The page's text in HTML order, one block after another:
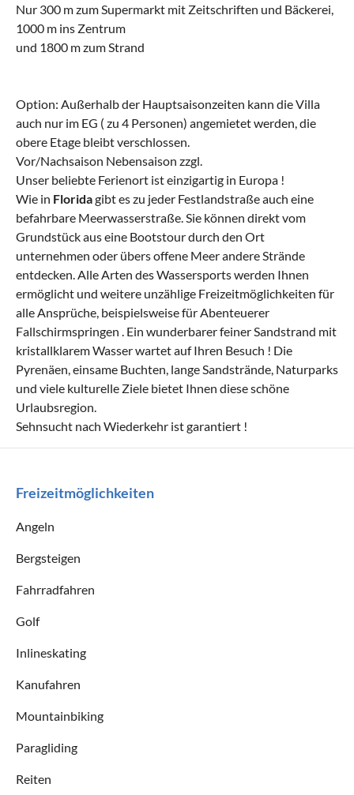
Nur 300 m zum Supermarkt mit Zeitschriften und Bäckerei,
1000 m ins Zentrum
und 1800 m zum Strand
Option: Außerhalb der Hauptsaisonzeiten kann die Villa
auch nur im EG ( zu 4 Personen) angemietet werden, die
obere Etage bleibt verschlossen.
Vor/Nachsaison Nebensaison zzgl.
Unser beliebte Ferienort ist einzigartig in Europa !
Wie in Floridagibt es zu jeder Festlandstraße auch eine
befahrbare Meerwasserstraße. Sie können direkt vom
Grundstück aus eine Bootstour durch den Ort
unternehmen oder übers offene Meer andere Strände
entdecken. Alle Arten des Wassersports werden Ihnen
ermöglicht und weitere unzählige Freizeitmöglichkeiten für
alle Ansprüche, beispielsweise für Abenteuerer
Fallschirmspringen . Ein wunderbarer feiner Sandstrand mit
kristallklarem Wasser wartet auf Ihren Besuch ! Die
Pyrenäen, einsame Buchten, lange Sandstrände, Naturparks
und viele kulturelle Ziele bietet Ihnen diese schöne
Urlaubsregion.
Sehnsucht nach Wiederkehr ist garantiert !
Freizeitmöglichkeiten
Angeln
Bergsteigen
Fahrradfahren
Golf
Inlineskating
Kanufahren
Mountainbiking
Paragliding
Reiten